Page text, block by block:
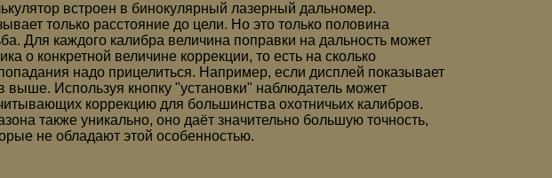
встроен в бинокулярный лазерный дальномер.
только расстояние до цели. Но это только половина
Для каждого калибра величина поправки на дальность может
о конкретной величине коррекции, то есть на сколько
надо прицелиться. Например, если дисплей показывает
выше. Используя кнопку "установки" наблюдатель может
коррекцию для большинства охотничьих калибров.
также уникально, оно даёт значительно большую точность,
не обладают этой особенностью.